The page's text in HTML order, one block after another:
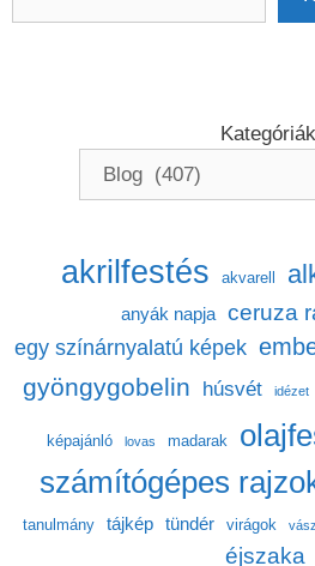
Kategóriák
akrilfestés akvarell
anyák napja ceruza
egy színárnyalatú képek
gyöngygobelin húsvét idézet
képajánló lovas madarak
számítógépes
tanulmány tájkép tündér virágok
éjszaka